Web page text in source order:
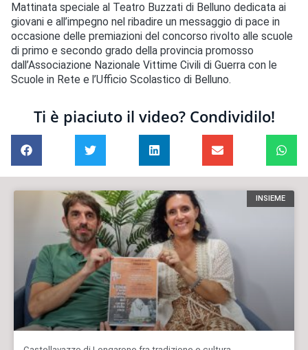
Mattinata speciale al Teatro Buzzati di Belluno dedicata ai
giovani e all’impegno nel ribadire un messaggio di pace in
occasione delle premiazioni del concorso rivolto alle scuole
di primo e secondo grado della provincia promosso
dall’Associazione Nazionale Vittime Civili di Guerra con le
Scuole in Rete e l’Ufficio Scolastico di Belluno.
Ti è piaciuto il video? Condividilo!
INSIEME